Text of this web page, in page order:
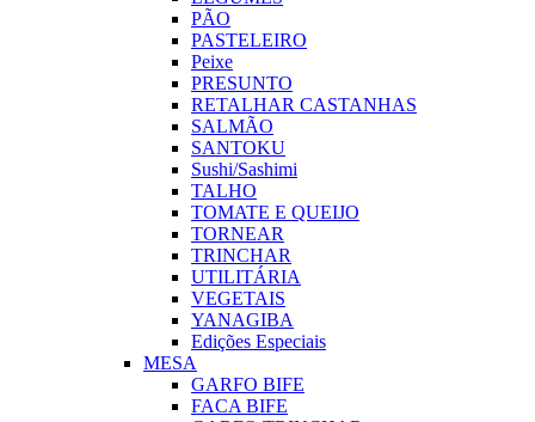
PÃO
PASTELEIRO
Peixe
PRESUNTO
RETALHAR CASTANHAS
SALMÃO
SANTOKU
Sushi/Sashimi
TALHO
TOMATE E QUEIJO
TORNEAR
TRINCHAR
UTILITÁRIA
VEGETAIS
YANAGIBA
Edições Especiais
MESA
GARFO BIFE
FACA BIFE